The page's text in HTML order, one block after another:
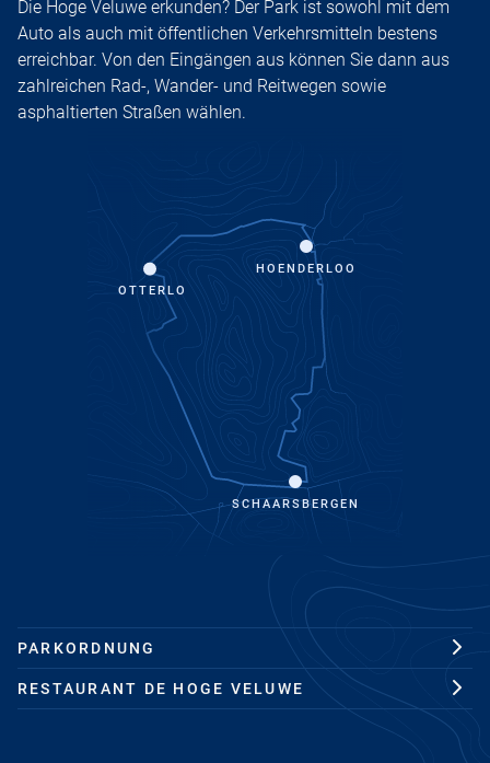
Die Hoge Veluwe erkunden? Der Park ist sowohl mit dem
Auto als auch mit öffentlichen Verkehrsmitteln bestens
erreichbar. Von den Eingängen aus können Sie dann aus
zahlreichen Rad-, Wander- und Reitwegen sowie
asphaltierten Straßen wählen.
SCHAARSBERGEN
OTTERLO
HOENDERLOO
PARKORDNUNG
RESTAURANT DE HOGE VELUWE